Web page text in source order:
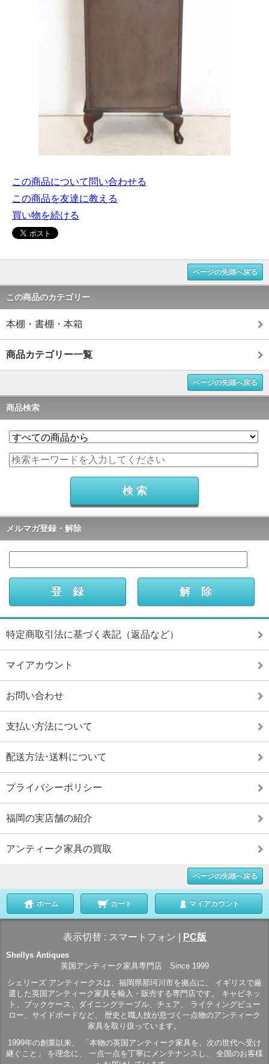
この商品について問い合わせる
この商品を友達に教える
買い物を続ける
ページの先頭へ戻る
この商品のカテゴリー
本棚・書棚・本箱
商品カテゴリー一覧
ページの先頭へ戻る
商品検索
メルマガ登録・解除
特定商取引法に基づく表記（返品など）
マイアカウント
お問い合わせ
支払い方法について
配送方法･送料について
プライバシーポリシー
福岡の実店舗の紹介
アンティーク家具の買取
ページの先頭へ戻る
ホーム カート マイアカウント
表示切替 : スマートフォン PC版
Shellys Antiques
英国アンティーク家具専門店 Since 1999
シェリーズ アンティークスは、福岡県那珂川市を拠点に、 イギリスで厳
選した英国アンティーク家具を輸入・販売する専門店です。 キャビネッ
ト、ブックケース、ダイニングテーブル、チェア、 ライティングビュー
ロー、サイドボードなど、 歴史と職人技が息づく一点物のアンティーク
家具を取り扱っています。
1999年の創業以来、 「本物の英国アンティーク家具を、次の世代へ受け
継ぐこと」 を理念に、 一点一点を丁寧にメンテナンスし、 全国のお客様